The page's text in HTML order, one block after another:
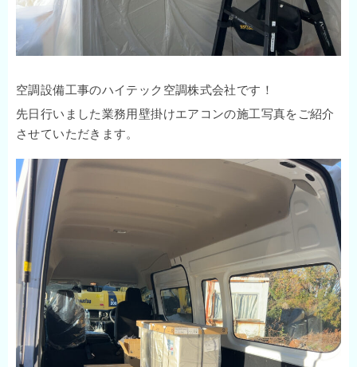
空調設備工事のハイテック空調株式会社です！
先日行いました業務用壁掛けエアコンの施工写真をご紹介
させていただきます。